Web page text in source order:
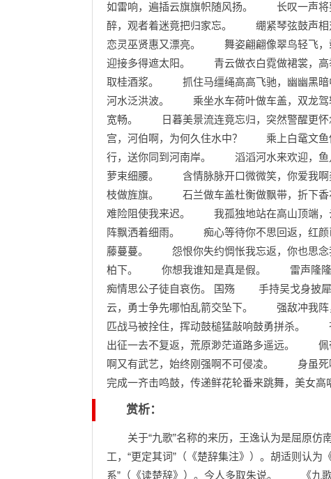
如雷响，遍插云旗旗帜随风扬。 长叹一声
醉，观者着迷竟把归家忘。 绷紧琴弦鼓声
恋灵巫贤惠又漂亮。 舞姿翩翩像翠鸟轻飞
迎接多得遮太阳。 青云做衣白霓做裙裳，
取桂酒浆。 抓住马缰绳高高飞驰，幽幽黑
河水泛洪波。 乘坐水车荷叶做车盖，双龙
宽畅。 日暮美景流连竟忘归，突然警醒更
宫，河伯啊，为何久住水中？ 乘上白鼋文
行，送你同到河南岸。 滔滔河水来欢迎，
萝束细腰。 含情脉脉开口微微笑，你爱我
枝做旌旗。 石兰做车盖杜衡做飘带，折下
难险阻使我来迟。 我孤独地站在高山顶端
阵飘洒着细雨。 痴心等待你不思回返，红
藤蔓蔓。 怨恨你失约惆怅我忘返，你也思
柏下。 你想我谁知是真是假。 雷声隆隆
痴情思公子徒自哀伤。 国殇 手持吴戈身披
云，勇士争先哪怕乱箭交坠下。 强敌冲我
匹战马被拴住，挥动鼓槌猛敲响鼓勇拼杀。
出征一去不复返，荒原渺茫道路多遥远。
啊又有武艺，始终刚强啊不可侵凌。 身虽
完成一齐击鸣鼓，传递鲜花轮番来跳舞，美
赏析：
关于“九歌”名称的来历，王逸认为是屈原仿
工，“更定其词”（《楚辞集注》）。胡适则认为
系”（《读楚辞》）。今人多取朱说。 《九歌